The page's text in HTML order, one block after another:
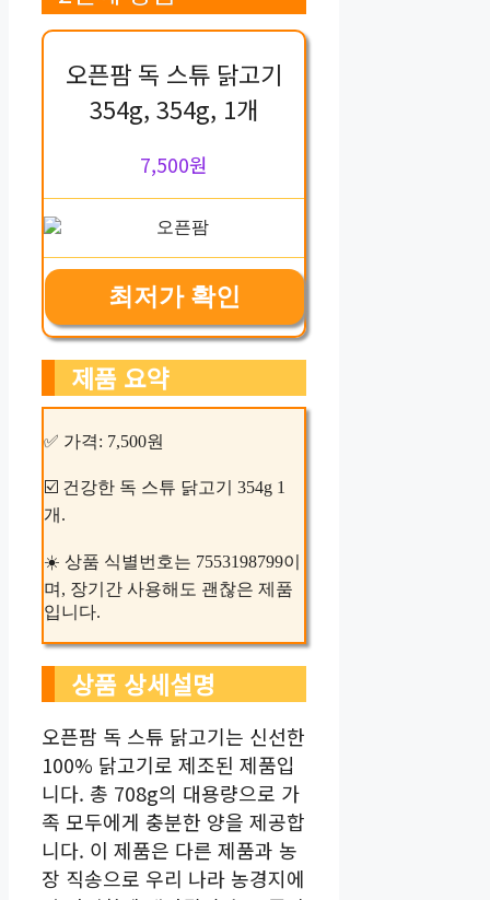
오픈팜 독 스튜 닭고기
354g, 354g, 1개
7,500원
최저가 확인
제품 요약
✅ 가격: 7,500원
☑️ 건강한 독 스튜 닭고기 354g 1
개.
☀️ 상품 식별번호는 7553198799이
며, 장기간 사용해도 괜찮은 제품
입니다.
상품 상세설명
오픈팜 독 스튜 닭고기는 신선한
100% 닭고기로 제조된 제품입
니다. 총 708g의 대용량으로 가
족 모두에게 충분한 양을 제공합
니다. 이 제품은 다른 제품과 농
장 직송으로 우리 나라 농경지에